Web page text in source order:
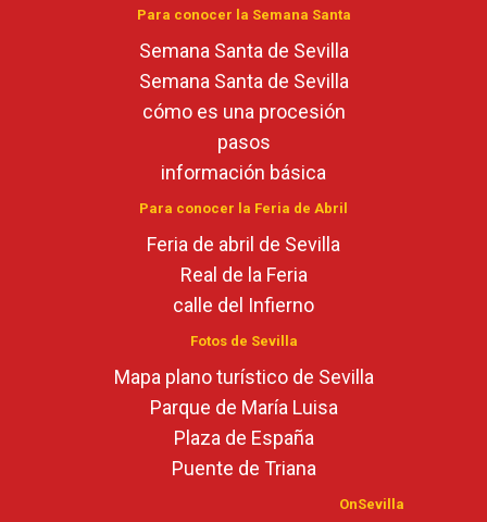
Para conocer la Semana Santa
Semana Santa de Sevilla
Semana Santa de Sevilla
cómo es una procesión
pasos
información básica
Para conocer la Feria de Abril
Feria de abril de Sevilla
Real de la Feria
calle del Infierno
Fotos de Sevilla
Mapa plano turístico de Sevilla
Parque de María Luisa
Plaza de España
Puente de Triana
OnSevilla